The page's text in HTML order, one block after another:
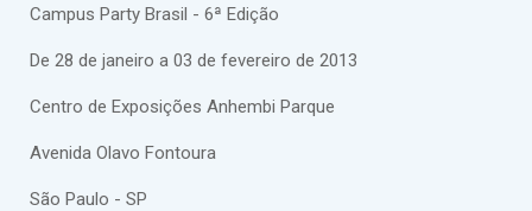
Campus Party Brasil - 6ª Edição
De 28 de janeiro a 03 de fevereiro de 2013
Centro de Exposições Anhembi Parque
Avenida Olavo Fontoura
São Paulo - SP